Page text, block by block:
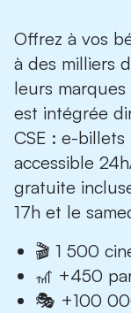
Offrez à vos
à des milliers
leurs
est intégrée
CSE : e-
accessible
gratuite
17h et le
🎬 1 500
🎢 +450
🎭 +100